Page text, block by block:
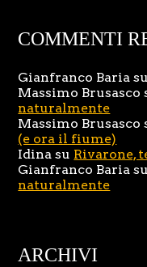
COMMENTI
Gianfranco Baria su
Massimo Brusasco
naturalmente
Massimo Brusasco
(e ora il fiume)
Idina su Rivarone,
Gianfranco Baria su
naturalmente
ARCHIVI